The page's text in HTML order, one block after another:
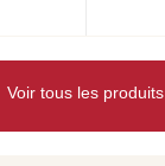
Voir tous les produits